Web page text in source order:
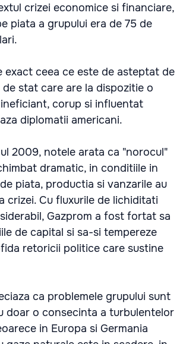
crizei economice si financiare,
piata a grupului era de 75 de
exact ceea ce este de asteptat de
stat care are la dispozitie o
corup si influentat
diplomatii americani.
2009, notele arata ca "norocul"
dramatic, in conditiile in
piata, productia si vanzarile au
crizei. Cu fluxurile de lichiditati
Gazprom a fost fortat sa
de capital si sa-si tempereze
retoricii politice care sustine
ca problemele grupului sunt
doar o consecinta a turbulentelor
in Europa si Germania